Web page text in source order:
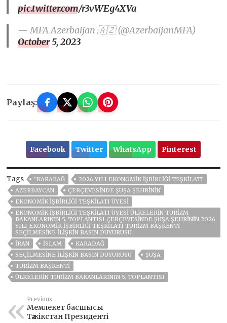
pic.twitter.com/r3vWEg4XVa
— MFA Azerbaijan 🇦🇿 (@AzerbaijanMFA)
October 5, 2023
Paylaş:
Facebook Twitter WhatsApp Pinterest
Tags "KARABAĞ
2026 YILI EKONOMIK İŞBIRLIĞI TEŞKILATI
AZERBAYCAN
ÇERÇEVESINDE ŞUŞA ŞEHRININ
EKONOMIK İŞBIRLIĞI TEŞKILATI ÜYESI
EKONOMIK İŞBIRLIĞI TEŞKILATI ÜYESI ÜLKELERIN TURIZM
BAKANLARININ 5. TOPLANTISI ÇERÇEVESINDE ŞUŞA ŞEHRININ 2026
YILI EKONOMIK İŞBIRLIĞI TEŞKILATI TURIZM BAŞKENTI
SEÇILMESINE ILIŞKIN BASIN DUYURUSU
IRAN
İSLAM
KARADAĞ
SEÇILMESINE ILIŞKIN BASIN DUYURUSU
ŞUŞA
TURIZM BAŞKENTI
ÜLKELERIN TURIZM BAKANLARININ 5. TOPLANTISI
Previous
Мемлекет басшысы
Тәжікстан Президенті